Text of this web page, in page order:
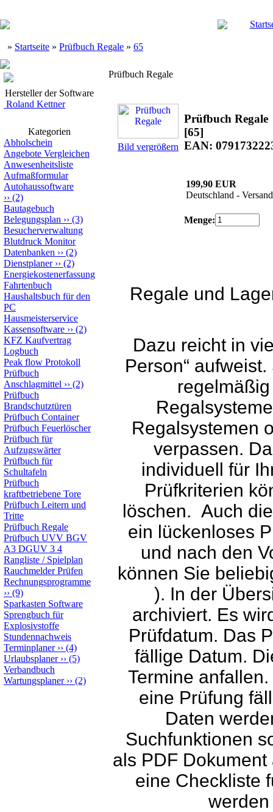
» Startseite » Prüfbuch Regale » 65
Hersteller der Software
Roland Kettner
Kategorien
Abholschein
Angebote Vergleichen
Anwesenheitsliste
Aufmaßformular
Autohaussoftware
›› (2)
Bautagebuch
Belegungsplan ›› (3)
Besucherverwaltung
Blutdruck Monitor
Datenbanken ›› (2)
Dienstplaner›› (2)
Energiekostenerfassung
Fahrtenbuch
Haushaltsbuch für den
PC
Hausmeisterservice
Kassensoftware ›› (2)
KFZ Kaufvertrag
Logbuch
Peak flow Protokoll
Prüfbuch
Anschlagmittel ›› (2)
Prüfbuch
Brandschutztüren
Prüfbuch Container
Prüfbuch Feuerlöscher
Prüfbuch für
Aufzugswärter
Prüfbuch für
Schultafeln
Prüfbuch
kraftbetriebene Tore
Prüfbuch Leitern und
Tritte
Prüfbuch Regale
Prüfbuch UVV BGV
A3 DGUV 3 4
Rangliste / Spielplan
Rauchmelder Prüfen
Rechnungsprogramme
›› (9)
Sparkasten Software
Sprengbuch für
Explosivstoffe
Stundennachweis
Terminplaner›› (4)
Urlaubsplaner›› (5)
Verbandbuch
Wartungsplaner›› (2)
Prüfbuch Regale
Bild vergrößern
Prüfbuch Regale
[65]
EAN:
199,90 EUR
Deutschland -
Menge:
Regale und
Dazu reicht in
Person“
Regalsystemen
verpassen.
individuell für
Prüfkriterien
löschen. Auch
ein lückenloses
und nach den
können Sie
). In der
archiviert. Es
Prüfdatum. Das
fällige Datum.
Termine
eine Prüfung
Daten
Suchfunktionen
als PDF
eine Checkliste
werden